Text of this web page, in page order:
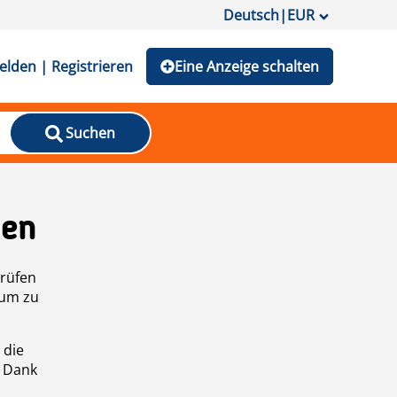
Deutsch|EUR
| Registrieren Eine Anzeige schalten
Suchen
zu
die